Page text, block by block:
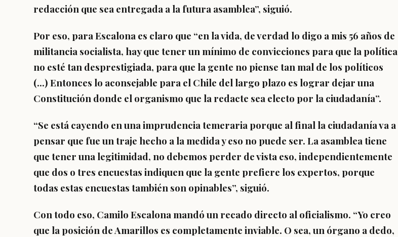
redacción que sea entregada a la futura asamblea”, siguió.
Por eso, para Escalona es claro que “en la vida, de verdad lo digo a mis 56 años de
militancia socialista, hay que tener un mínimo de convicciones para que la política
no esté tan desprestigiada, para que la gente no piense tan mal de los políticos
(…) Entonces lo aconsejable para el Chile del largo plazo es lograr dejar una
Constitución donde el organismo que la redacte sea electo por la ciudadanía”.
“Se está cayendo en una imprudencia temeraria porque al final la ciudadanía va a
pensar que fue un traje hecho a la medida y eso no puede ser. La asamblea tiene
que tener una legitimidad, no debemos perder de vista eso, independientemente
que dos o tres encuestas indiquen que la gente prefiere los expertos, porque
todas estas encuestas también son opinables”, siguió.
Con todo eso, Camilo Escalona mandó un recado directo al oficialismo. “Yo creo
que la posición de Amarillos es completamente inviable. O sea, un órgano a dedo,